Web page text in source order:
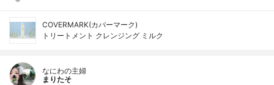
COVERMARK(カバーマーク)
トリートメント クレンジング ミルク
なにわの主婦
まりたそ